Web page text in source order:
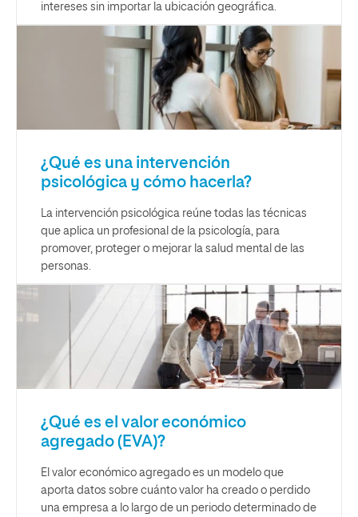
intereses sin importar la ubicación geográfica.
¿Qué es una intervención
psicológica y cómo hacerla?
La intervención psicológica reúne todas las técnicas
que aplica un profesional de la psicología, para
promover, proteger o mejorar la salud mental de las
personas.
¿Qué es el valor económico
agregado (EVA)?
El valor económico agregado es un modelo que
aporta datos sobre cuánto valor ha creado o perdido
una empresa a lo largo de un periodo determinado de